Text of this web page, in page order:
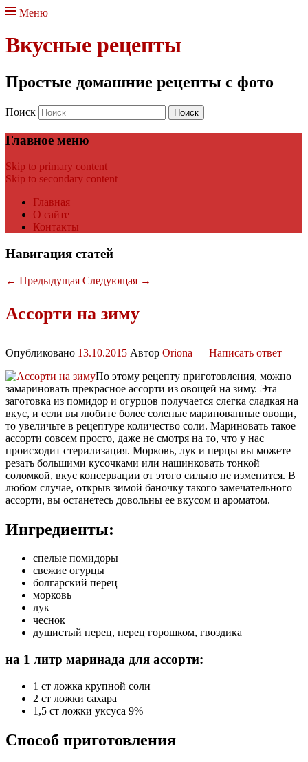
Меню
Вкусные рецепты
Простые домашние рецепты с фото
Поиск
Главное меню
Skip to primary content
Skip to secondary content
Главная
О сайте
Контакты
Навигация статей
← Предыдущая Следующая →
Ассорти на зиму
Опубликовано 13.10.2015 Автор Oriona — Написать ответ
По этому рецепту приготовления, можно
замариновать прекрасное ассорти из овощей на зиму. Эта
заготовка из помидор и огурцов получается слегка сладкая на
вкус, и если вы любите более соленые маринованные овощи,
то увеличьте в рецептуре количество соли. Мариновать такое
ассорти совсем просто, даже не смотря на то, что у нас
происходит стерилизация. Морковь, лук и перцы вы можете
резать большими кусочками или нашинковать тонкой
соломкой, вкус консервации от этого сильно не изменится. В
любом случае, открыв зимой баночку такого замечательного
ассорти, вы останетесь довольны ее вкусом и ароматом.
Ингредиенты:
спелые помидоры
свежие огурцы
болгарский перец
морковь
лук
чеснок
душистый перец, перец горошком, гвоздика
на 1 литр маринада для ассорти:
1 ст ложка крупной соли
2 ст ложки сахара
1,5 ст ложки уксуса 9%
Способ приготовления